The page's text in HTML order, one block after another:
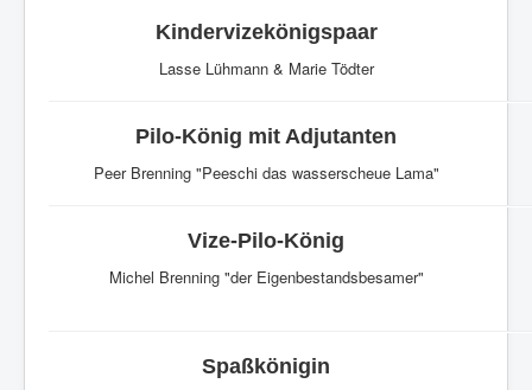
Kindervizekönigspaar
Lasse Lühmann & Marie Tödter
Pilo-König mit Adjutanten
Peer Brenning "Peeschi das wasserscheue Lama"
Vize-Pilo-König
Michel Brenning "der Eigenbestandsbesamer"
Spaßkönigin